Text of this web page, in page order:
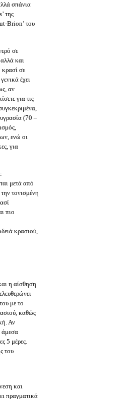
σπάνια
της
Brion’ του
σε
και
σε
έχει
αν
για τις
(70 –
ενώ οι
για
μετά από
τονισμένη
πιο
κρασιού,
η αίσθηση
με το
καθώς
Αν
άμεσα
5 μέρες.
του
και
πραγματικά